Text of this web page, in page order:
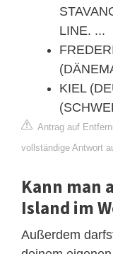
LINE. ...
KIEL
Antrag auf
vollständige Antwort
Kann man
Island im
Außerdem